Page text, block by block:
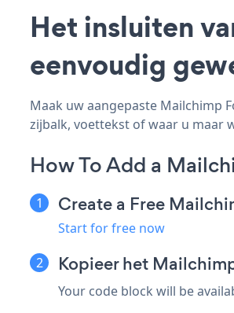
Het insluiten
eenvoudig
Maak uw aangepaste Mailchimp
zijbalk, voettekst of waar u maar
How To Add a
Create a Free
Start for free now
Kopieer het
Your code block will be